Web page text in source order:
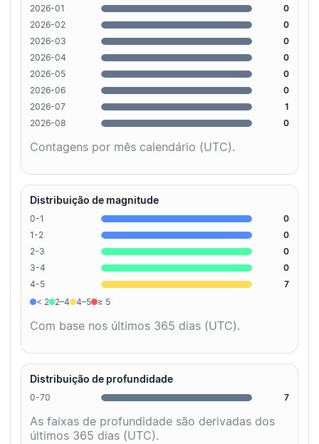
2026-01
0
2026-02
0
2026-03
0
2026-04
0
2026-05
0
2026-06
0
2026-07
1
2026-08
0
Contagens por mês calendário (UTC).
Distribuição de magnitude
0-1
0
1-2
0
2-3
0
3-4
0
4-5
7
< 2
2–4 4–5 ≥ 5
Com base nos últimos 365 dias (UTC).
Distribuição de profundidade
0-70 7
As faixas de profundidade são derivadas dos
últimos 365 dias (UTC).